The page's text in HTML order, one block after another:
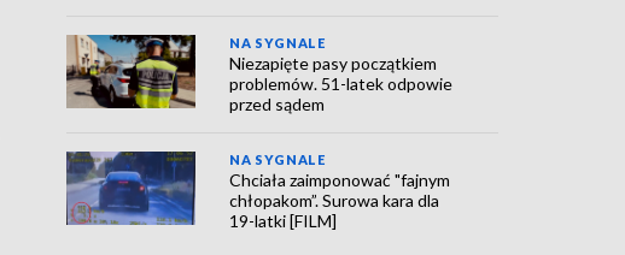
NA SYGNALE
Niezapięte pasy początkiem
problemów. 51-latek odpowie
przed sądem
NA SYGNALE
Chciała zaimponować "fajnym
chłopakom”. Surowa kara dla
19-latki [FILM]